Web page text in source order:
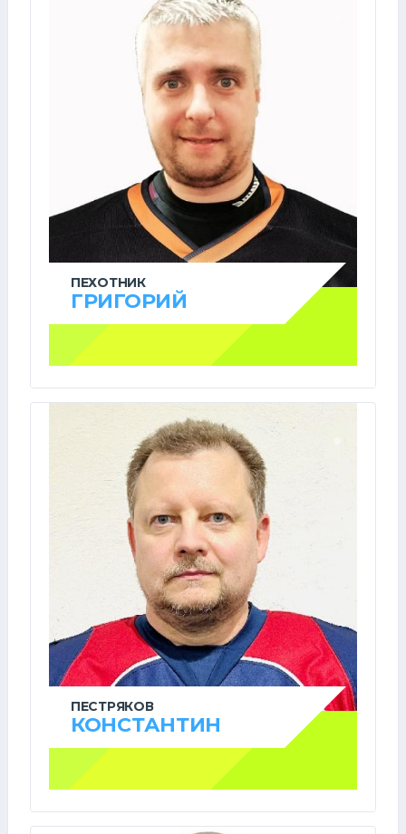
ПЕХОТНИК
ГРИГОРИЙ
ПЕСТРЯКОВ
КОНСТАНТИН